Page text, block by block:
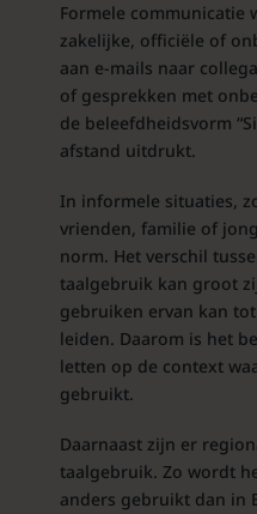
Formele
zakelijke, officiële of
aan e-mails naar
of gesprekken met
de beleefdheidsvorm
afstand uitdrukt.
In informele situaties,
vrienden, familie of
norm. Het verschil
taalgebruik kan groot
gebruiken ervan kan
leiden. Daarom is het
letten op de context
gebruikt.
Daarnaast zijn er
taalgebruik. Zo wordt
anders gebruikt dan in